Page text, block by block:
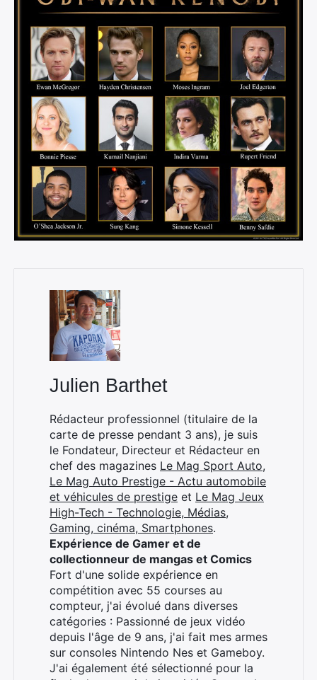
Julien Barthet
Rédacteur professionnel (titulaire de la
carte de presse pendant 3 ans), je suis
le Fondateur, Directeur et Rédacteur en
chef des magazines Le Mag Sport Auto,
Le Mag Auto Prestige - Actu automobile
et véhicules de prestige et Le Mag Jeux
High-Tech - Technologie, Médias,
Gaming, cinéma, Smartphones.
Expérience de Gamer et de
collectionneur de mangas et Comics
Fort d'une solide expérience en
compétition avec 55 courses au
compteur, j'ai évolué dans diverses
catégories : Passionné de jeux vidéo
depuis l'âge de 9 ans, j'ai fait mes armes
sur consoles Nintendo Nes et Gameboy.
J'ai également été sélectionné pour la
×
Rechercher